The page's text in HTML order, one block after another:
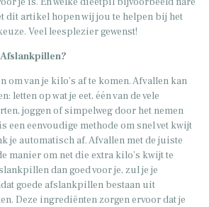
dit artikel hopen wij jou te helpen bij het
Veel leesplezier gewenst!
om van je kilo’s af te komen. Afvallen kan
letten op wat je eet, één van de vele
joggen of simpelweg door het nemen
een eenvoudige methode om snel vet kwijt
je automatisch af. Afvallen met de juiste
manier om net die extra kilo’s kwijt te
dan goed voor je, zul je je
goede afslankpillen bestaan uit
Deze ingrediënten zorgen ervoor dat je